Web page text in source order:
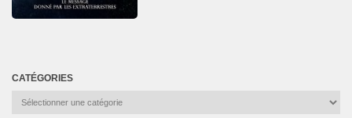
CATÉGORIES
Catégories